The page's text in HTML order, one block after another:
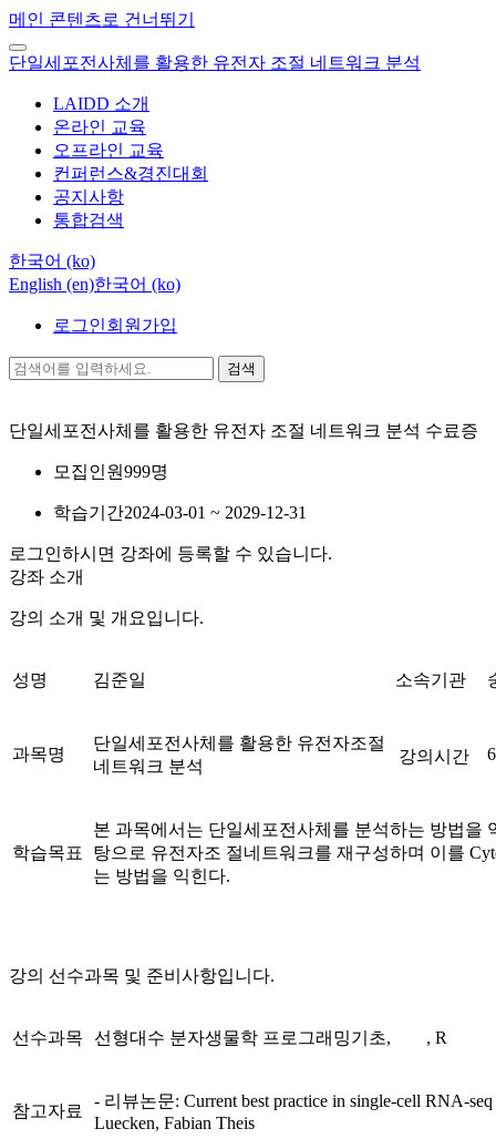
메인 콘텐츠로 건너뛰기
단일세포전사체를 활용한 유전자 조절 네트워크 분석
LAIDD 소개
온라인 교육
오프라인 교육
컨퍼런스&경진대회
공지사항
통합검색
한국어 ‎(ko)‎
English ‎(en)‎한국어 ‎(ko)‎
로그인회원가입
검색
단일세포전사체를 활용한 유전자 조절 네트워크 분석 수료증
모집인원999명
학습기간2024-03-01 ~ 2029-12-31
로그인하시면 강좌에 등록할 수 있습니다.
강좌 소개
강의 소개 및 개요입니다.
성명 김준일 소속기관
과목명
단일세포전사체를 활용한 유전자조절
네트워크 분석
강의시간
학습목표
본 과목에서는 단일세포전사체를 분석하는 방법을
탕으로 유전자조 절네트워크를 재구성하며 이를
는 방법을 익힌다.
강의 선수과목 및 준비사항입니다.
선수과목 선형대수 분자생물학 프로그래밍기초, , R
참고자료
- 리뷰논문: Current best practice in single-cell RNA-
Luecken, Fabian Theis